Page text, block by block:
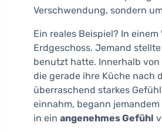
Verschwendung, sondern
Ein reales Beispiel? In
Erdgeschoss. Jemand
benutzt hatte. Innerhalb von
die gerade ihre Küche nach
überraschend starkes
einnahm, begann
in ein angenehmes Gefühl